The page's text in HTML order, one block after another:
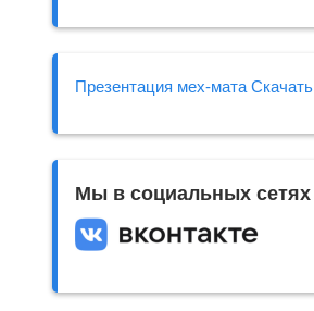
Презентация мех-мата Скачать
Мы в социальных сетях